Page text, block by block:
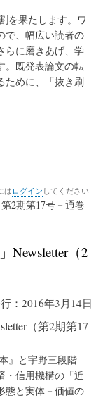
を果たします。ワ
で、幅広い読者の
らに磨きあげ、学
。既発表論文の転
ために、「抜き刷
は ログイン してください
2期第17号－通巻
Newsletter（2
：2016年3月14日
（第2期第17
』と宇野三段階
・信用機構の「近
態と実体－価値の